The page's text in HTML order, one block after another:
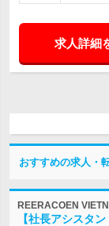
求人詳細
おすすめの求人・
REERACOEN
【社長アシスタ